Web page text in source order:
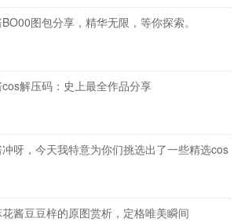
图包分享，精华无限，等你探索。
解压码：史上最全作品分享
呀，今天我特意为你们挑选出了一些精选cos
酱豆豆梓的原图赏析，定格唯美瞬间